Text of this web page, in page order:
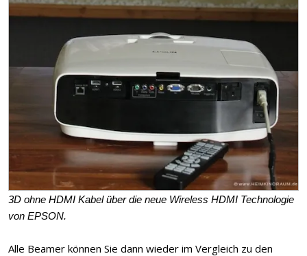
3D ohne HDMI Kabel über die neue Wireless HDMI Technologie
von EPSON.
Alle Beamer können Sie dann wieder im Vergleich zu den